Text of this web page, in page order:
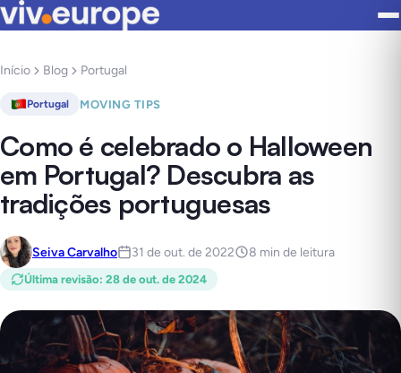
Início Blog Portugal
Portugal MOVING TIPS
Como é celebrado o Halloween
em Portugal? Descubra as
tradições portuguesas
Seiva Carvalho 31 de out. de 2022 8 min de leitura
Última revisão: 28 de out. de 2024